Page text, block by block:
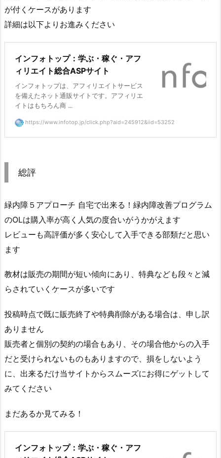
が付くケースがあります
詳細は以下よりお進みください
インフォトップ：学ぶ・稼ぐ・アフ
ィリエイト総合ASPサイト
インフォトップは、アフィリエイトサービス
を備えたネット通販サイトです。アフィリエ
イトはもちろん商 ...
https://www.infotop.jp/click.php?aid=245912&iid=53252
総評
緑内障５アプローチ 自宅で出来る！緑内障改善プログラム
のOLは購入率が高く人気の度合いがうかがえます
レビューも高評価が多く安心して入手できる部類だと思い
ます
教材は販売の期間が短い傾向にあり、特典なども段々と減
らされていくケースが多いです
投稿時点で既に販売終了や特典削除がある場合は、申し訳
ありません
販売者と個別の契約の場合もあり、その場合他からの入手
だと受けられないものもありますので、損をしないよう
に、出来るだけ当サイトからスムーズにお得にゲットして
みてください
まだあるか見てみる！
インフォトップ：学ぶ・稼ぐ・アフ